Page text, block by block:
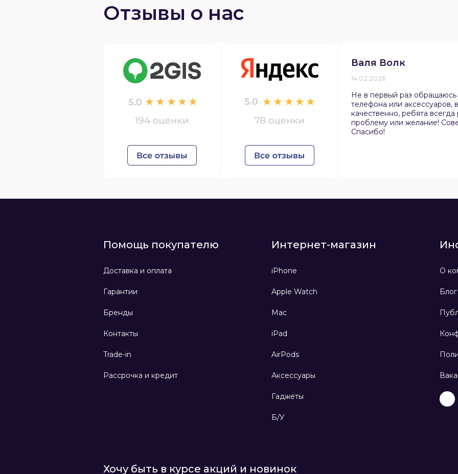
Отзывы о нас
Валя Волк
14.02.2026
Не в первый раз
телефона или аксессуаров,
качественно, ребята
проблему или желание!
Спасибо!
раз в 2 недели
Помощь покупателю
Доставка и оплата
Гарантии
Бренды
Контакты
Trade-in
Рассрочка и кредит
Интернет-магазин
iPhone
Apple Watch
Mac
iPad
AirPods
Аксессуары
Гаджеты
Б/У
О
Блог
Хочу быть в курсе акций и новинок